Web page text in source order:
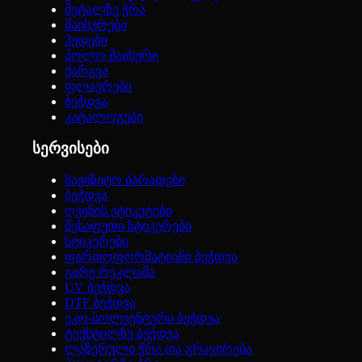
მეტალზე ჭრა
მაისურები
ჰუდები
პოლო მაისური
ქარგვა
ფლაერები
ბეჭდვა
კატალოგები
სერვისები
სავიზიტო ბარათები
ბეჭდვა
ღვინის ეტიკეტები
შესაფუთი სტიკერები
სტიკერები
ფართოფორმატიანი ბეჭდვა
გარე რეკლამა
UV ბეჭდვა
DTF ბეჭდვა
ეკო-სოლვენტური ბეჭდვა
ტექსტილზე ბეჭდვა
ლაზერული ჭრა და გრავირება